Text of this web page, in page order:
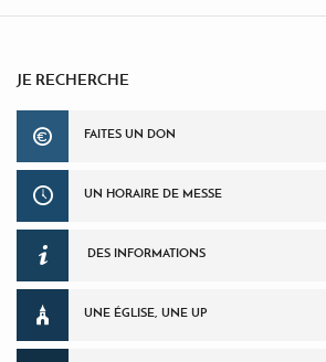
JE RECHERCHE
FAITES UN DON
UN HORAIRE DE MESSE
DES INFORMATIONS
UNE ÉGLISE, UNE UP